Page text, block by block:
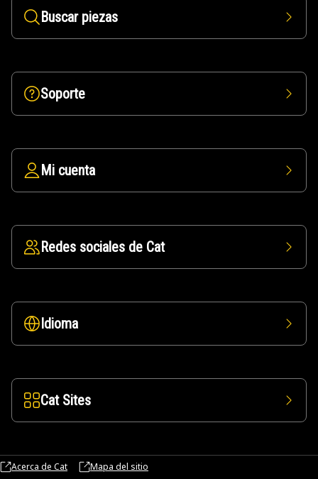
Buscar piezas
Soporte
Mi cuenta
Redes sociales de Cat
Idioma
Cat Sites
Acerca de Cat Mapa del sitio